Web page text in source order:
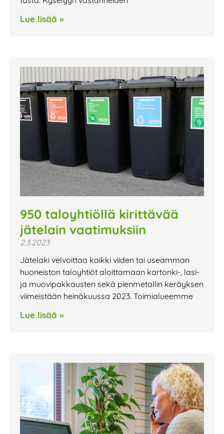
Lue lisää »
950 taloyhtiöllä kirittävää
jätelain vaatimuksiin
2.3.2023
Jätelaki velvoittaa kaikki viiden tai useamman
huoneiston taloyhtiöt aloittamaan kartonki-, lasi-
ja muovipakkausten sekä pienmetallin keräyksen
viimeistään heinäkuussa 2023. Toimialueemme
Lue lisää »